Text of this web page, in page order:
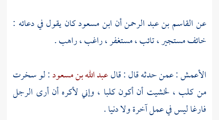
عنالقاسم بن عبد الرحمنأن ابن مسعودكان يقول في دعائه :
خائف مستجير ، تائب ، مستغفر ، راغب ، راهب .
الأعمش: عمن حدثه قال : قالعبد الله بن مسعود: لو سخرت
من كلب ، لخشيت أن أكون كلبا ، وإني لأكره أن أرى الرجل
فارغا ليس في عمل آخرة ولا دنيا .